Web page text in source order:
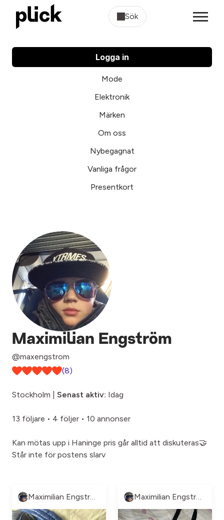
Sök
Logga in
Mode
Elektronik
Märken
Om oss
Nybegagnat
Vanliga frågor
Presentkort
Maximilian Engström
@maxengstrom
(8)
Stockholm | Senast aktiv: Idag
13 följare • 4 följer • 10 annonser
Kan mötas upp i Haninge pris går alltid att diskuteras🤝
Står inte för postens slarv
Maximilian Engström Maximilian Engström